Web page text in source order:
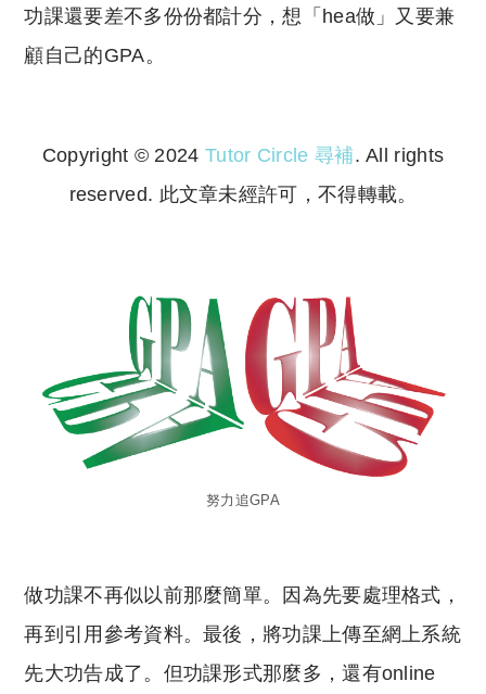
功課還要差不多份份都計分，想「hea做」又要兼
顧自己的GPA。
Copyright © 2024 Tutor Circle 尋補. All rights
reserved. 此文章未經許可，不得轉載。
努力追GPA
做功課不再似以前那麼簡單。因為先要處理格式，
再到引用參考資料。最後，將功課上傳至網上系統
先大功告成了。但功課形式那麼多，還有online